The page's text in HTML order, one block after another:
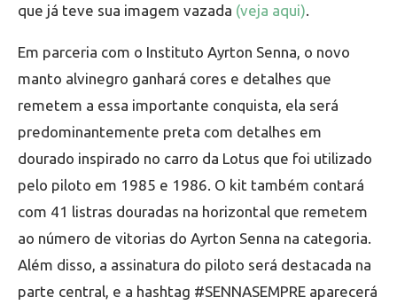
que já teve sua imagem vazada (veja aqui).
Em parceria com o Instituto Ayrton Senna, o novo
manto alvinegro ganhará cores e detalhes que
remetem a essa importante conquista, ela será
predominantemente preta com detalhes em
dourado inspirado no carro da Lotus que foi utilizado
pelo piloto em 1985 e 1986. O kit também contará
com 41 listras douradas na horizontal que remetem
ao número de vitorias do Ayrton Senna na categoria.
Além disso, a assinatura do piloto será destacada na
parte central, e a hashtag #SENNASEMPRE aparecerá